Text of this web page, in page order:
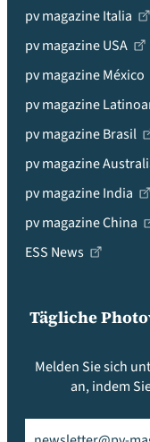
pv magazine Italia
pv magazine USA
pv magazine México
pv magazine
pv magazine Brasil
pv magazine
pv magazine India
pv magazine China
ESS News
Tägliche
Melden Sie sich
an, indem